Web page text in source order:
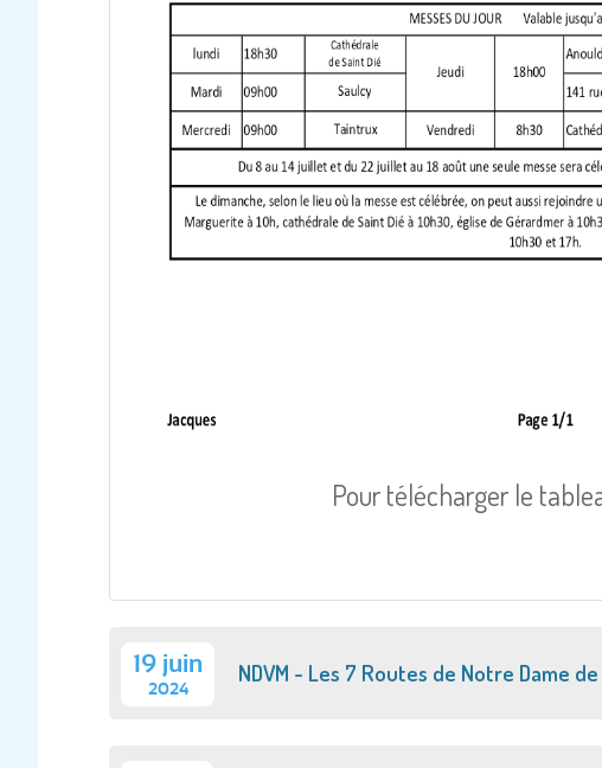
Pour télécharger le
19 juin
2024
NDVM - Les 7 Routes de Notre Dame